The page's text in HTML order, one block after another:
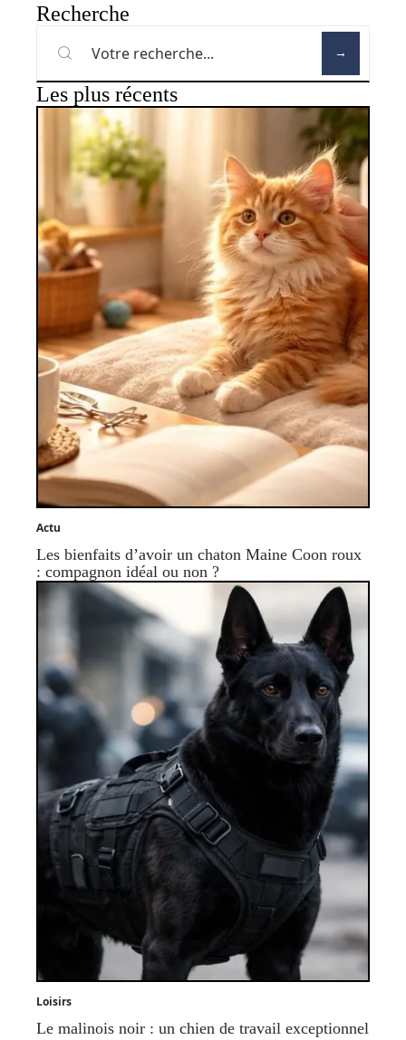
Recherche
Les plus récents
Actu
Les bienfaits d’avoir un chaton Maine Coon roux
: compagnon idéal ou non ?
Loisirs
Le malinois noir : un chien de travail exceptionnel